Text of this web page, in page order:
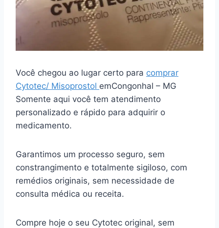
Você chegou ao lugar certo para comprar
Cytotec/ Misoprostol emCongonhal – MG
Somente aqui você tem atendimento
personalizado e rápido para adquirir o
medicamento.
Garantimos um processo seguro, sem
constrangimento e totalmente sigiloso, com
remédios originais, sem necessidade de
consulta médica ou receita.
Compre hoje o seu Cytotec original, sem